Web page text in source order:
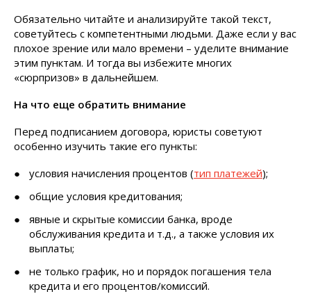
Обязательно читайте и анализируйте такой текст,
советуйтесь с компетентными людьми. Даже если у вас
плохое зрение или мало времени – уделите внимание
этим пунктам. И тогда вы избежите многих
«сюрпризов» в дальнейшем.
На что еще обратить внимание
Перед подписанием договора, юристы советуют
особенно изучить такие его пункты:
условия начисления процентов (тип платежей);
общие условия кредитования;
явные и скрытые комиссии банка, вроде
обслуживания кредита и т.д., а также условия их
выплаты;
не только график, но и порядок погашения тела
кредита и его процентов/комиссий.